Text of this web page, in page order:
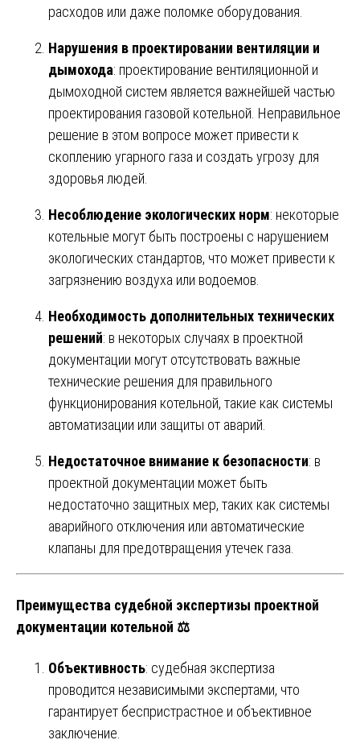
расходов или даже поломке оборудования.
Нарушения в проектировании вентиляции и
дымохода: проектирование вентиляционной и
дымоходной систем является важнейшей частью
проектирования газовой котельной. Неправильное
решение в этом вопросе может привести к
скоплению угарного газа и создать угрозу для
здоровья людей.
Несоблюдение экологических норм: некоторые
котельные могут быть построены с нарушением
экологических стандартов, что может привести к
загрязнению воздуха или водоемов.
Необходимость дополнительных технических
решений: в некоторых случаях в проектной
документации могут отсутствовать важные
технические решения для правильного
функционирования котельной, такие как системы
автоматизации или защиты от аварий.
Недостаточное внимание к безопасности: в
проектной документации может быть
недостаточно защитных мер, таких как системы
аварийного отключения или автоматические
клапаны для предотвращения утечек газа.
Преимущества судебной экспертизы проектной
документации котельной ⚖️
Объективность: судебная экспертиза
проводится независимыми экспертами, что
гарантирует беспристрастное и объективное
заключение.